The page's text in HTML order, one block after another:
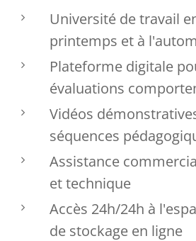
Université de travail
printemps et à
Plateforme digitale
évaluations
Vidéos
séquences
Assistance
et technique
Accès 24h/24h à
de stockage en ligne